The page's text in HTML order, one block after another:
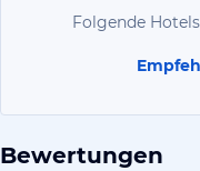
Folgende
Bewertungen